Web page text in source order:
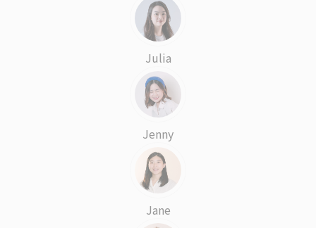
Julia
Jenny
Jane